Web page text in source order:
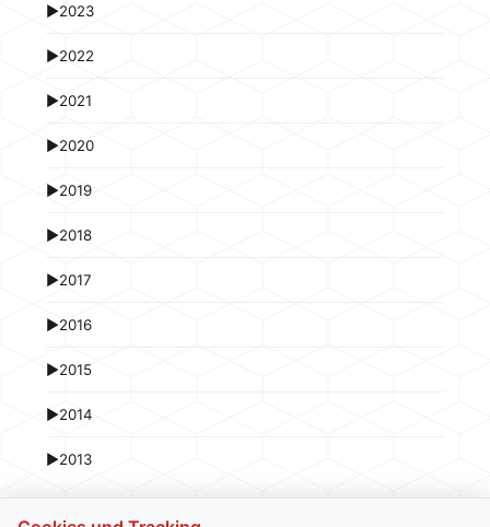
►2023
►2022
►2021
►2020
►2019
►2018
►2017
►2016
►2015
►2014
►2013